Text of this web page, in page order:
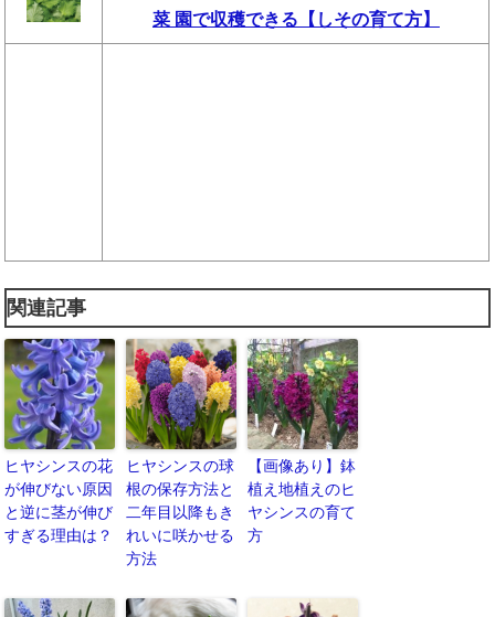
菜 園で収穫できる【しその育て方】
関連記事
ヒヤシンスの花
が伸びない原因
と逆に茎が伸び
すぎる理由は？
ヒヤシンスの球
根の保存方法と
二年目以降もき
れいに咲かせる
方法
【画像あり】鉢
植え地植えのヒ
ヤシンスの育て
方